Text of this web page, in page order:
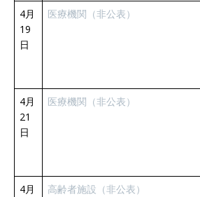
4月
19
日
医療機関（非公表）
4月
21
日
医療機関（非公表）
4月
高齢者施設（非公表）